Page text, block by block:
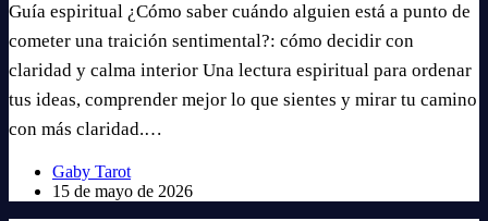
Guía espiritual ¿Cómo saber cuándo alguien está a punto de
cometer una traición sentimental?: cómo decidir con
claridad y calma interior Una lectura espiritual para ordenar
tus ideas, comprender mejor lo que sientes y mirar tu camino
con más claridad.…
Gaby Tarot
15 de mayo de 2026